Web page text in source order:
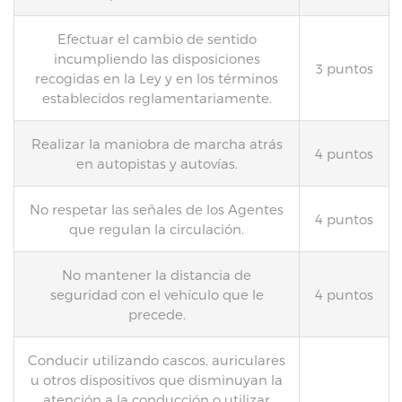
Efectuar el cambio de sentido
incumpliendo las disposiciones
recogidas en la Ley y en los términos
establecidos reglamentariamente.
3 puntos
Realizar la maniobra de marcha atrás
en autopistas y autovías.
4 puntos
No respetar las señales de los Agentes
que regulan la circulación.
4 puntos
No mantener la distancia de
seguridad con el vehículo que le
precede.
4 puntos
Conducir utilizando cascos, auriculares
u otros dispositivos que disminuyan la